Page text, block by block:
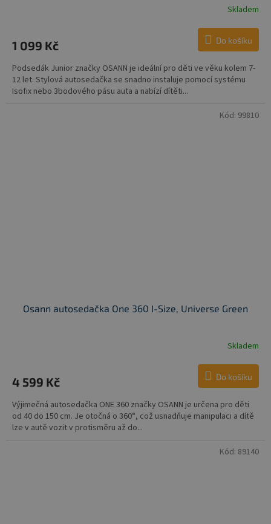
Skladem
1 099 Kč Do košíku
Podsedák Junior značky OSANN je ideální pro děti ve věku kolem 7-
12 let. Stylová autosedačka se snadno instaluje pomocí systému
Isofix nebo 3bodového pásu auta a nabízí dítěti...
Osann autosedačka One 360 I-Size, Universe Green
Skladem
4 599 Kč Do košíku
Výjimečná autosedačka ONE 360 značky OSANN je určena pro děti
od 40 do 150 cm. Je otočná o 360°, což usnadňuje manipulaci a dítě
lze v autě vozit v protisměru až do...
Kód: 99810
Kód: 89140